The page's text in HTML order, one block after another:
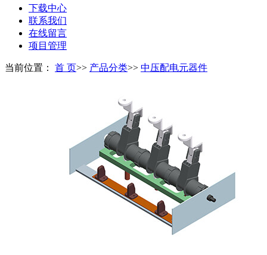
下载中心
联系我们
在线留言
项目管理
当前位置： 首 页>> 产品分类>> 中压配电元器件